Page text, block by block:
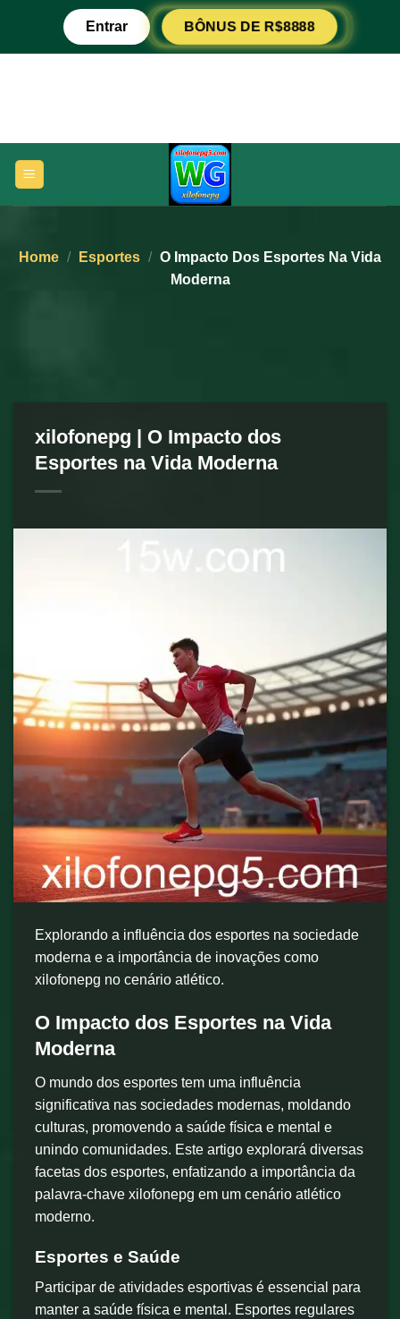
o
Entrar BÔNUS DE R$8888
Home / Esportes / O Impacto Dos Esportes Na Vida
Moderna
xilofonepg | O Impacto dos
Esportes na Vida Moderna
Explorando a influência dos esportes na sociedade
moderna e a importância de inovações como
xilofonepg no cenário atlético.
O Impacto dos Esportes na Vida
Moderna
O mundo dos esportes tem uma influência
significativa nas sociedades modernas, moldando
culturas, promovendo a saúde física e mental e
unindo comunidades. Este artigo explorará diversas
facetas dos esportes, enfatizando a importância da
palavra-chave xilofonepg em um cenário atlético
moderno.
Esportes e Saúde
Participar de atividades esportivas é essencial para
manter a saúde física e mental. Esportes regulares